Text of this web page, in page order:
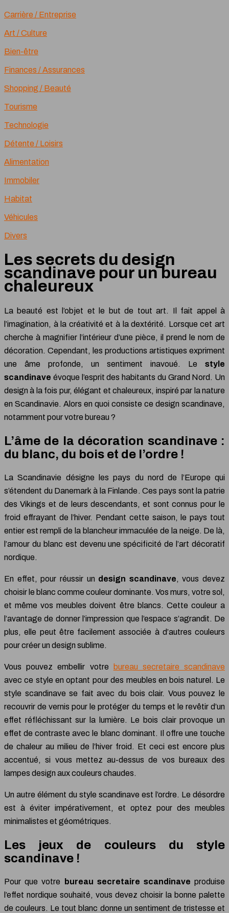
Carrière / Entreprise
Art / Culture
Bien-être
Finances / Assurances
Shopping / Beauté
Tourisme
Technologie
Détente / Loisirs
Alimentation
Immobiler
Habitat
Véhicules
Divers
Les secrets du design
scandinave pour un bureau
chaleureux
La beauté est l’objet et le but de tout art. Il fait appel à
l’imagination, à la créativité et à la dextérité. Lorsque cet art
cherche à magnifier l’intérieur d’une pièce, il prend le nom de
décoration. Cependant, les productions artistiques expriment
une âme profonde, un sentiment inavoué. Le style
scandinave évoque l’esprit des habitants du Grand Nord. Un
design à la fois pur, élégant et chaleureux, inspiré par la nature
en Scandinavie. Alors en quoi consiste ce design scandinave,
notamment pour votre bureau ?
L’âme de la décoration scandinave :
du blanc, du bois et de l’ordre !
La Scandinavie désigne les pays du nord de l’Europe qui
s’étendent du Danemark à la Finlande. Ces pays sont la patrie
des Vikings et de leurs descendants, et sont connus pour le
froid effrayant de l’hiver. Pendant cette saison, le pays tout
entier est rempli de la blancheur immaculée de la neige. De là,
l’amour du blanc est devenu une spécificité de l’art décoratif
nordique.
En effet, pour réussir un design scandinave, vous devez
choisir le blanc comme couleur dominante. Vos murs, votre sol,
et même vos meubles doivent être blancs. Cette couleur a
l’avantage de donner l’impression que l’espace s’agrandit. De
plus, elle peut être facilement associée à d’autres couleurs
pour créer un design sublime.
Vous pouvez embellir votre
bureau secretaire scandinave
avec ce style en optant pour des meubles en bois naturel. Le
style scandinave se fait avec du bois clair. Vous pouvez le
recouvrir de vernis pour le protéger du temps et le revêtir d’un
effet réfléchissant sur la lumière. Le bois clair provoque un
effet de contraste avec le blanc dominant. Il offre une touche
de chaleur au milieu de l’hiver froid. Et ceci est encore plus
accentué, si vous mettez au-dessus de vos bureaux des
lampes design aux couleurs chaudes.
Un autre élément du style scandinave est l’ordre. Le désordre
est à éviter impérativement, et optez pour des meubles
minimalistes et géométriques.
Les jeux de couleurs du style
scandinave !
Pour que votre bureau secretaire scandinave produise
l’effet nordique souhaité, vous devez choisir la bonne palette
de couleurs. Le tout blanc donne un sentiment de tristesse et